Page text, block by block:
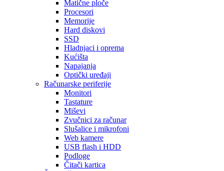
Matične ploče
Procesori
Memorije
Hard diskovi
SSD
Hladnjaci i oprema
Kućišta
Napajanja
Optički uređaji
Računarske periferije
Monitori
Tastature
Miševi
Zvučnici za računar
Slušalice i mikrofoni
Web kamere
USB flash i HDD
Podloge
Čitači kartica